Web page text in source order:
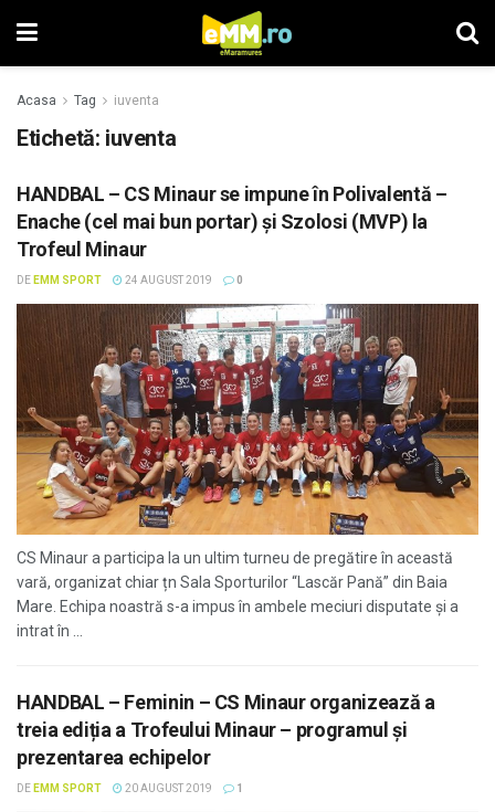
Acasa Tag iuventa
Etichetă: iuventa
HANDBAL – CS Minaur se impune în Polivalentă –
Enache (cel mai bun portar) și Szolosi (MVP) la
Trofeul Minaur
DE EMM SPORT 24 AUGUST 2019 0
CS Minaur a participa la un ultim turneu de pregătire în această
vară, organizat chiar țn Sala Sporturilor “Lascăr Pană” din Baia
Mare. Echipa noastră s-a impus în ambele meciuri disputate și a
intrat în ...
HANDBAL – Feminin – CS Minaur organizează a
treia ediția a Trofeului Minaur – programul și
prezentarea echipelor
DE EMM SPORT 20 AUGUST 2019 1